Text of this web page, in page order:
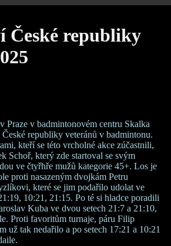
České republiky
Praze v badmintonovém centru Skalka
republiky veteránů v badmintonu.
kteří se této vrcholné akce zúčastnili,
Schoř, který zde startoval se svým
ve čtyřhře mužů kategorie 45+. Los je
proti nasazeným dvojkám Petru
které se jim podařilo udolat ve
10:21, 21:15. Po té si hladce poradili
Kuba ve dvou setech 21:7 a 21:10,
Proti favoritům turnaje, páru Filip
už tak nedařilo a po setech 17:21 a 10:21